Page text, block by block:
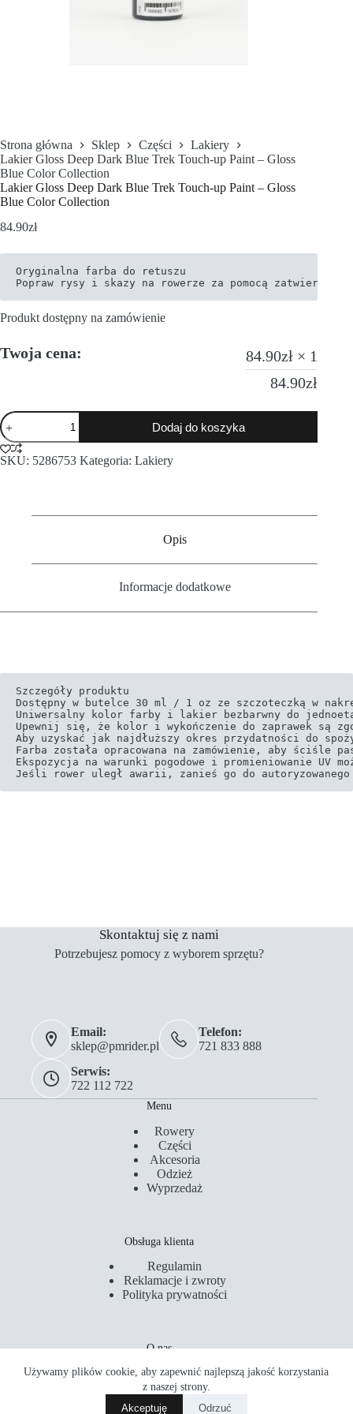
Używamy plików cookie, aby zapewnić najlepszą jakość korzystania
z naszej strony.
Akceptuję
Odrzuć
Strona główna Sklep Części
Lakiery
Lakier Gloss Deep Dark Blue Trek Touch-up Paint – Gloss
Blue Color Collection
Lakier Gloss Deep Dark Blue Trek Touch-up Paint – Gloss
Blue Color Collection
84.90zł
Oryginalna farba do retuszu
Popraw rysy i skazy na rowerze za pomocą
Produkt dostępny na zamówienie
Twoja cena: 84.90zł × 1
84.90zł
Dodaj do koszyka
SKU: 5286753 Kategoria: Lakiery
Opis
Informacje dodatkowe
Szczegóły produktu
Dostępny w butelce 30 ml / 1 oz ze szczoteczką w
Uniwersalny kolor farby i lakier bezbarwny do
Upewnij się, że kolor i wykończenie do zaprawek są
Aby uzyskać jak najdłuższy okres przydatności do
Farba została opracowana na zamówienie, aby ściśle
Ekspozycja na warunki pogodowe i promieniowanie UV
Jeśli rower uległ awarii, zanieś go do autoryzowanego
Skontaktuj się z nami
Potrzebujesz pomocy z wyborem sprzętu?
Email:
sklep@pmrider.pl
Telefon:
721 833 888
Serwis:
722 112 722
Menu
Rowery
Części
Akcesoria
Odzież
Wyprzedaż
Obsługa klienta
Regulamin
Reklamacje i zwroty
Polityka prywatności
O nas
Kontakt
Serwis
Sklepy